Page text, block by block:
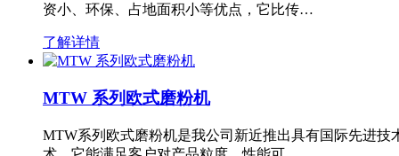
资小、环保、占地面积小等优点，它比传…
了解详情
MTW 系列欧式磨粉机
MTW系列欧式磨粉机是我公司新近推出具有国际先进